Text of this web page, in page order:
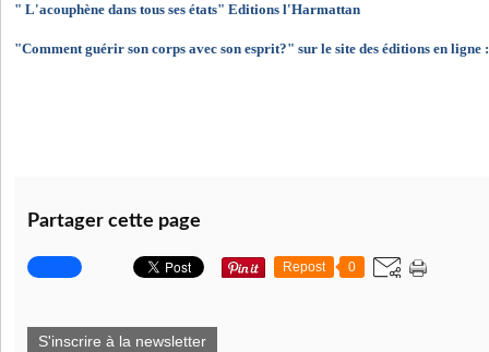
" L'acouphène dans tous ses états" Editions l'Harmattan
"Comment guérir son corps avec son esprit?" sur le site des éditions en ligne
Partager cette page
Repost 0
S'inscrire à la newsletter